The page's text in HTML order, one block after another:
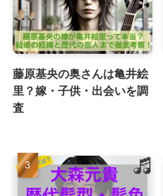
藤原基央の奥さんは亀井絵
里？嫁・子供・出会いを調
査